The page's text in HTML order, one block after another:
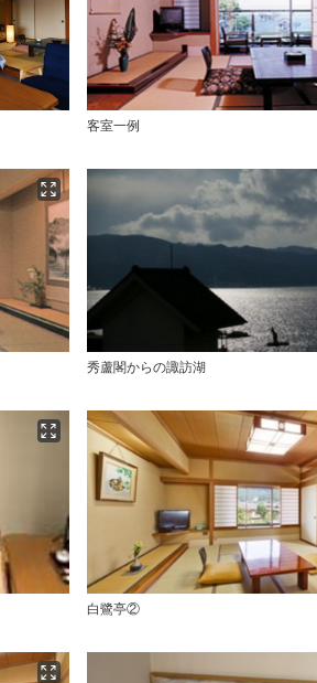
客室一例
秀蘆閣からの諏訪湖
白鷺亭②